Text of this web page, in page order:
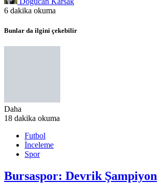
6 dakika okuma
Bunlar da ilgini çekebilir
Daha
18 dakika okuma
Futbol
İnceleme
Spor
Bursaspor: Devrik Şampiyon